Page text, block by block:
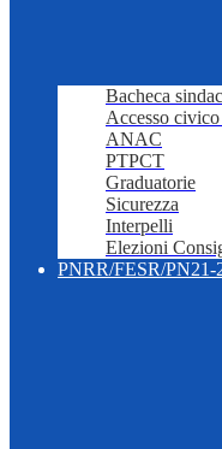
Bacheca
Accesso
ANAC
PTPCT
Graduatorie
Sicurezza
Interpelli
Elezioni
PNRR/FESR/PN21-